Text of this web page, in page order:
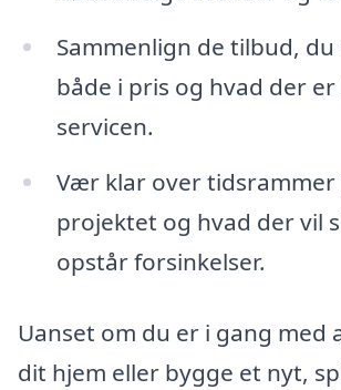
Sammenlign de tilbud,
både i pris og hvad der
servicen.
Vær klar over
projektet og hvad der vil
opstår forsinkelser.
Uanset om du er i gang med
dit hjem eller bygge et nyt,